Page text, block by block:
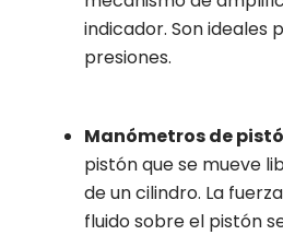
indicador. Son ideales
presiones.
Manómetros de
pistón que se mueve
de un cilindro. La
fluido sobre el pistón